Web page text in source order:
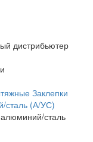
дистрибьютер
Заклепки
сталь (А/УС)
алюминий/сталь